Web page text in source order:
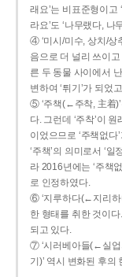
래요’는 비표준형이고
라요’도 ‘나무랬다, 나
④ ‘미시/미수, 상치/상
음으로 더 널리 쓰이
른 두 동물 사이에서
변하여 ‘튀기’가 되었
⑤ ‘주책(←주착, 主着
다. 그런데 ‘주착’이
이었으므로 ‘주책없다
‘주책’의 의미로서 ‘
라 2016년에는 ‘주책
로 인정하였다.
⑥ ‘지루하다(←지리하
한 형태를 취한 것이다
되고 있다.
⑦ ‘시러베아들(←실
기)’ 역시 변화된 후의